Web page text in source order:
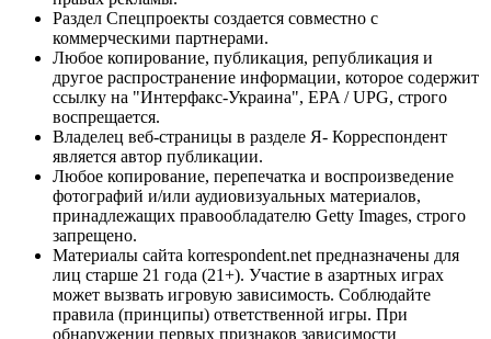
Раздел Спецпроекты создается совместно с
коммерческими партнерами.
Любое копирование, публикация, републикация и
другое распространение информации, которое содержит
ссылку на "Интерфакс-Украина", EPA / UPG, строго
воспрещается.
Владелец веб-страницы в разделе Я- Корреспондент
является автор публикации.
Любое копирование, перепечатка и воспроизведение
фотографий и/или аудиовизуальных материалов,
принадлежащих правообладателю Getty Images, строго
запрещено.
Материалы сайта korrespondent.net предназначены для
лиц старше 21 года (21+). Участие в азартных играх
может вызвать игровую зависимость. Соблюдайте
правила (принципы) ответственной игры. При
обнаружении первых признаков зависимости